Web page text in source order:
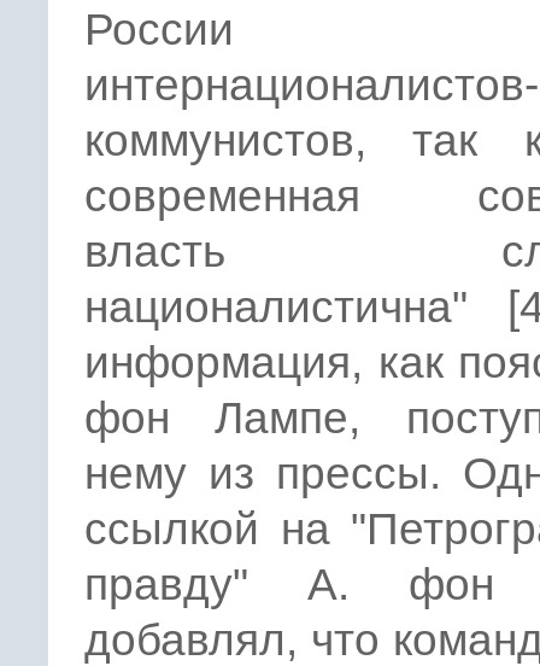
России
интернационалистов-
коммунистов, так
современная
власть
националистична"
информация, как
фон Лампе,
нему из прессы.
ссылкой на
правду" А. фон
добавлял, что